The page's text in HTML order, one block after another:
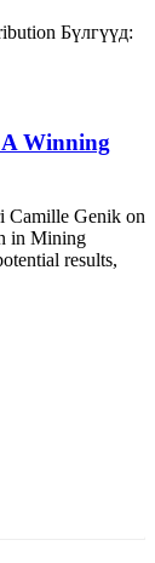
Бүлгүүд:
Winning
Camille Genik on
in Mining
results,